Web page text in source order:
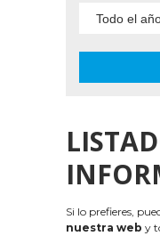
Si lo prefieres,
nuestra web y